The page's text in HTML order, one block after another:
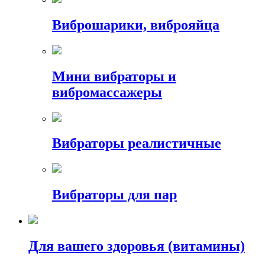
Виброшарики, виброяйца
Мини вибраторы и
вибромассажеры
Вибраторы реалистичные
Вибраторы для пар
Для вашего здоровья (витамины)